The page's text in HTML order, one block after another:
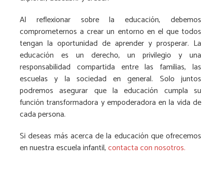
Al reflexionar sobre la educación, debemos
comprometernos a crear un entorno en el que todos
tengan la oportunidad de aprender y prosperar. La
educación es un derecho, un privilegio y una
responsabilidad compartida entre las familias, las
escuelas y la sociedad en general. Solo juntos
podremos asegurar que la educación cumpla su
función transformadora y empoderadora en la vida de
cada persona.
Si deseas más acerca de la educación que ofrecemos
en nuestra escuela infantil,contacta con nosotros.